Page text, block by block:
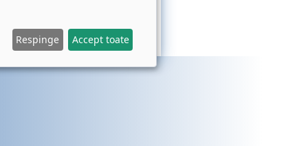
Respinge Accept toate